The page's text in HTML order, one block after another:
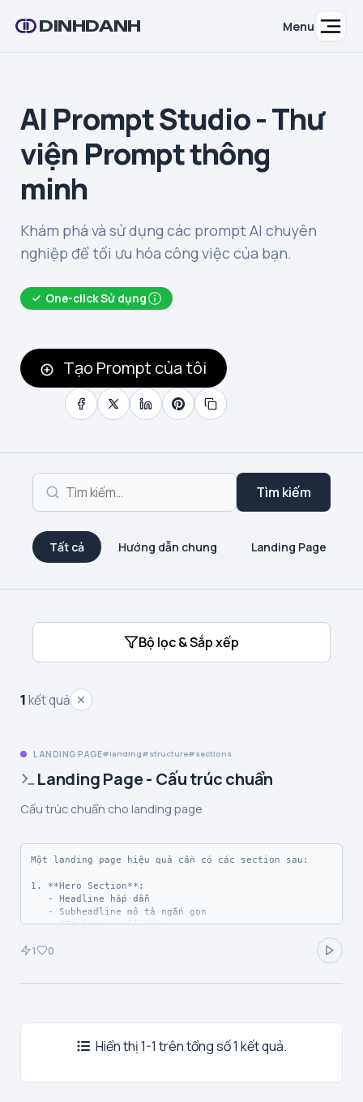
DINHDANH Menu
AI Prompt Studio - Thư
viện Prompt thông
minh
Khám phá và sử dụng các prompt AI chuyên
nghiệp để tối ưu hóa công việc của bạn.
One-click Sử dụng
Tạo Prompt của tôi
Tìm kiếm
Tất cả Hướng dẫn chung Landing Page
Bộ lọc & Sắp xếp
1kết quả
LANDING PAGE landing structure sections
Landing Page - Cấu trúc chuẩn
Cấu trúc chuẩn cho landing page
Một landing page hiệu quả cần có các section sau:
1. **Hero Section**:
   - CTA button nổi bật
1 0
Hiển thị 1-1 trên tổng số 1 kết quả.